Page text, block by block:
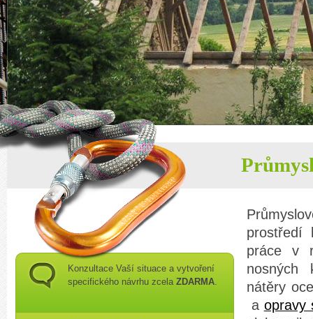
prostředí
práce v
nosných
nátěry
a opravy
Konzultace Vaší situace a vytvoření
specifického návrhu zcela ZDARMA.